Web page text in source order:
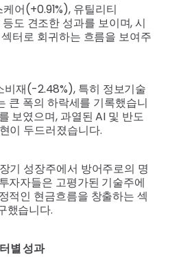
어(+0.91%), 유틸리티
도 견조한 성과를 보이며, 시
터로 회귀하는 흐름을 보여주
비재(-2.48%), 특히 정보기술
폭의 하락세를 기록했습니
보였으며, 과열된 AI 및 반도
이 두드러졌습니다.
기 성장주에서 방어주로의 명
자자들은 고평가된 기술주에
적인 현금흐름을 창출하는 섹
했습니다.
별 성과